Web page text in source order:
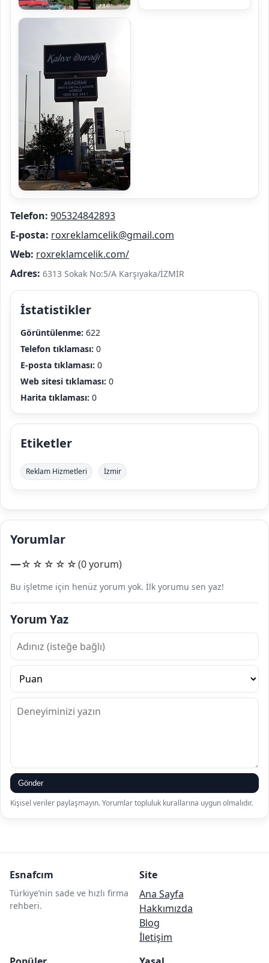
Telefon: 905324842893
E-posta: roxreklamcelik@gmail.com
Web: roxreklamcelik.com/
Adres: 6313 Sokak No:5/A Karşıyaka/İZMİR
İstatistikler
Görüntülenme: 622
Telefon tıklaması: 0
E-posta tıklaması: 0
Web sitesi tıklaması: 0
Harita tıklaması: 0
Etiketler
Reklam Hizmetleri İzmir
Yorumlar
—☆☆☆☆☆(0 yorum)
Bu işletme için henüz yorum yok. İlk yorumu sen yaz!
Yorum Yaz
Gönder
Kişisel veriler paylaşmayın. Yorumlar topluluk kurallarına uygun olmalıdır.
Esnafcım
Türkiye’nin sade ve hızlı firma
rehberi.
Site
Ana Sayfa
Hakkımızda
Blog
İletişim